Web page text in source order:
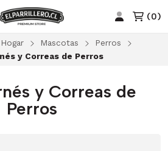
(0)
Mascotas
Perros
y Correas de Perros
y Correas de
Perros